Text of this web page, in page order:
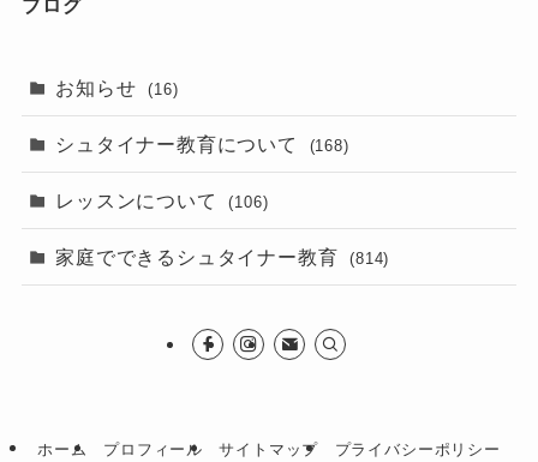
ブログ
お知らせ (16)
シュタイナー教育について (168)
レッスンについて (106)
家庭でできるシュタイナー教育 (814)
ホーム プロフィール サイトマップ プライバシーポリシー